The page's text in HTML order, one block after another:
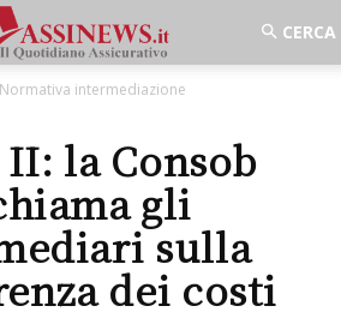
Normativa intermediazione
la Consob
gli
sulla
dei costi